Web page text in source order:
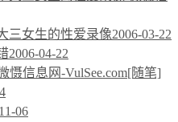
三女生的性爱录像2006-03-22
2006-04-22
[随笔]
06